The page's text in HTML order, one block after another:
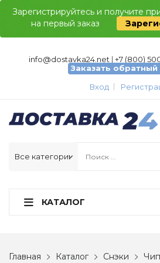
Зарегистрируйтесь и получите
на первый заказ
info@dostavka24.net | +7 (800)
Заказать обратный
Вход
КАТАЛОГ
Главная Каталог Снэки